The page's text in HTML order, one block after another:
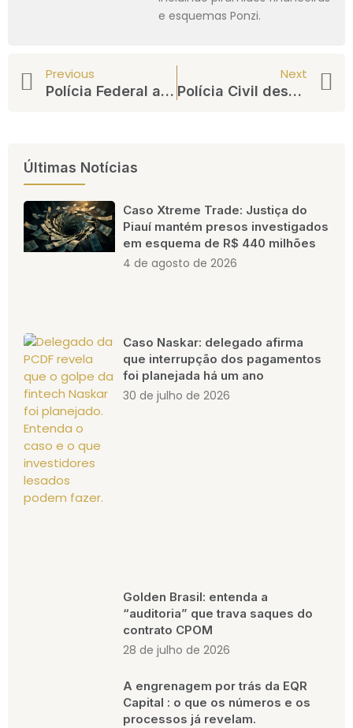
e esquemas Ponzi.
Previous
Polícia Federal apreende R$ 8,3 milhões da Trader Group em operação
Next
Polícia Civil desarticula Vici Promotora em Pernambuco por esquema de pirâmide
Últimas Notícias
Caso Xtreme Trade: Justiça do
Piauí mantém presos investigados
em esquema de R$ 440 milhões
4 de agosto de 2026
Caso Naskar: delegado afirma
que interrupção dos pagamentos
foi planejada há um ano
30 de julho de 2026
Golden Brasil: entenda a
“auditoria” que trava saques do
contrato CPOM
28 de julho de 2026
A engrenagem por trás da EQR
Capital : o que os números e os
processos já revelam.